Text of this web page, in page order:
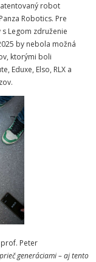
robot
Robotics. Pre
Legom združenie
by nebola možná
ktorými boli
Eduxe, Elso, RLX a
Peter
generáciami – aj tento